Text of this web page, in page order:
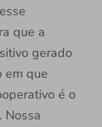
que a
gerado
em que
é o
Nossa